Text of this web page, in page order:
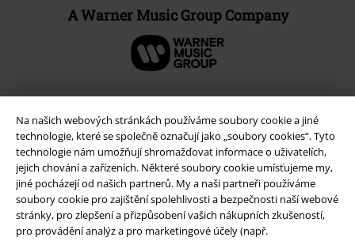
Na našich webových stránkách používáme soubory cookie a jiné
technologie, které se společně označují jako „soubory cookies“. Tyto
technologie nám umožňují shromažďovat informace o uživatelích,
jejich chování a zařízeních. Některé soubory cookie umísťujeme my,
jiné pocházejí od našich partnerů. My a naši partneři používáme
soubory cookie pro zajištění spolehlivosti a bezpečnosti naší webové
stránky, pro zlepšení a přizpůsobení vašich nákupních zkušeností,
pro provádění analýz a pro marketingové účely (např.
A Warner Music Group Company